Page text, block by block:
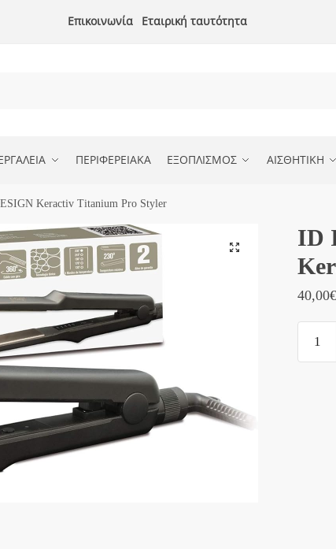
Επικοινωνία Εταιρική ταυτότητα
ΕΡΓΑΛΕΙΑ ΠΕΡΙΦΕΡΕΙΑΚΑ ΕΞΟΠΛΙΣΜΟΣ ΑΙΣΘΗΤΙΚΗ
Keractiv Titanium Pro Styler
ID
40,00€